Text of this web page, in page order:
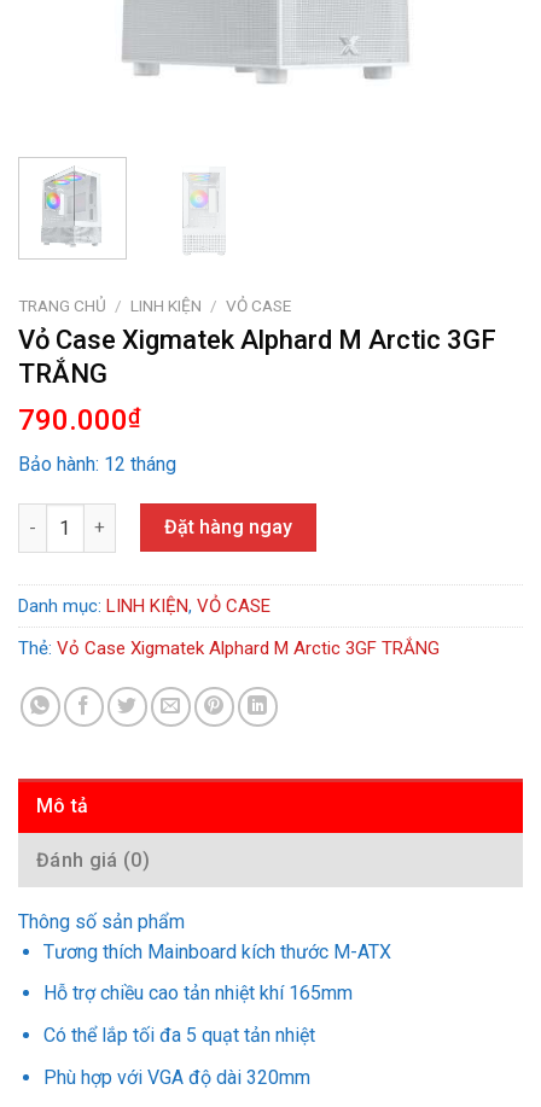
TRANG CHỦ / LINH KIỆN / VỎ CASE
Vỏ Case Xigmatek Alphard M Arctic 3GF
TRẮNG
790.000₫
Bảo hành: 12 tháng
Vỏ Case Xigmatek Alphard M Arctic 3GF TRẮNG số lượng
Đặt hàng ngay
Danh mục: LINH KIỆN, VỎ CASE
Thẻ: Vỏ Case Xigmatek Alphard M Arctic 3GF TRẮNG
Mô tả
Đánh giá (0)
Thông số sản phẩm
Tương thích Mainboard kích thước M-ATX
Hỗ trợ chiều cao tản nhiệt khí 165mm
Có thể lắp tối đa 5 quạt tản nhiệt
Phù hợp với VGA độ dài 320mm